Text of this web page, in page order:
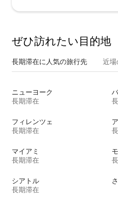
ぜひ訪⁠れ⁠た⁠い目⁠的⁠地
長期滞在に人気の旅行先 近
ニューヨーク
長期滞在
フィレンツェ
長期滞在
マイアミ
長期滞在
シアトル
長期滞在